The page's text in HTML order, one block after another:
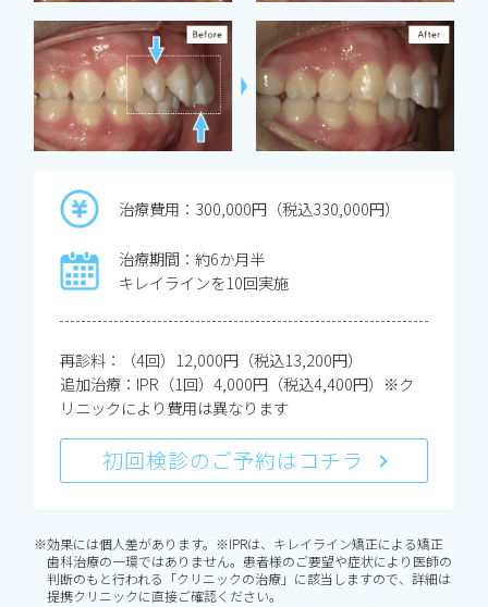
治療費用：300,000円（税込330,000円）
治療期間：約6か月半
キレイラインを10回実施
再診料：（4回）12,000円（税込13,200円）
追加治療：IPR（1回）4,000円（税込4,400円）※ク
リニックにより費用は異なります
初回検診のご予約はコチラ
※効果には個人差があります。※IPRは、キレイライン矯正による矯正
歯科治療の一環ではありません。患者様のご要望や症状により医師の
判断のもと行われる「クリニックの治療」に該当しますので、詳細は
提携クリニックに直接ご確認ください。